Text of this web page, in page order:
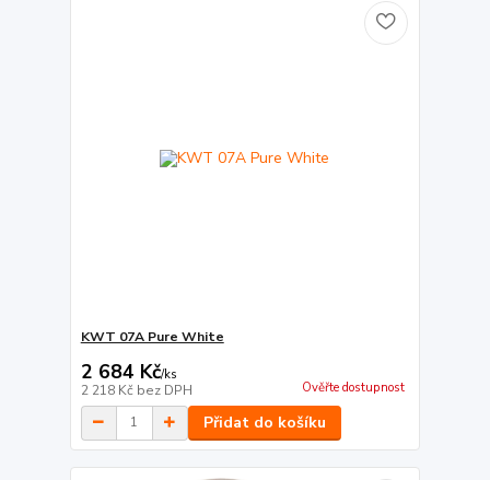
KWT 07A Pure White
2 684 Kč/ks
2 218 Kč bez DPH Ověřte dostupnost
Přidat do košíku